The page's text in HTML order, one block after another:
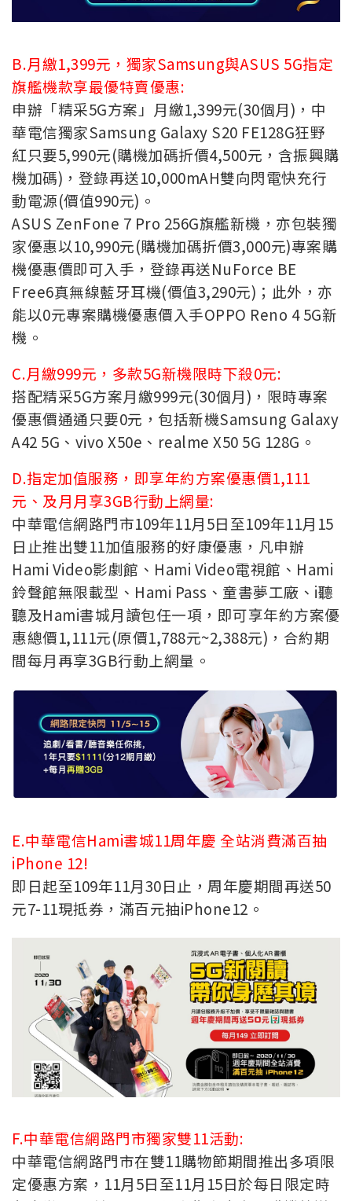
B.月繳1,399元，獨家Samsung與ASUS 5G指定
旗艦機款享最優特賣優惠:
申辦「精采5G方案」月繳1,399元(30個月)，中
華電信獨家Samsung Galaxy S20 FE128G狂野
紅只要5,990元(購機加碼折價4,500元，含振興購
機加碼)，登錄再送10,000mAH雙向閃電快充行
動電源(價值990元)。
ASUS ZenFone 7 Pro 256G旗艦新機，亦包裝獨
家優惠以10,990元(購機加碼折價3,000元)專案購
機優惠價即可入手，登錄再送NuForce BE
Free6真無線藍牙耳機(價值3,290元)；此外，亦
能以0元專案購機優惠價入手OPPO Reno 4 5G新
機。
C.月繳999元，多款5G新機限時下殺0元:
搭配精采5G方案月繳999元(30個月)，限時專案
優惠價通通只要0元，包括新機Samsung Galaxy
A42 5G、vivo X50e、realme X50 5G 128G。
D.指定加值服務，即享年約方案優惠價1,111
元、及月月享3GB行動上網量:
中華電信網路門市109年11月5日至109年11月15
日止推出雙11加值服務的好康優惠，凡申辦
Hami Video影劇館、Hami Video電視館、Hami
鈴聲館無限載型、Hami Pass、童書夢工廠、i聽
聽及Hami書城月讀包任一項，即可享年約方案優
惠總價1,111元(原價1,788元~2,388元)，合約期
間每月再享3GB行動上網量。
E.中華電信Hami書城11周年慶 全站消費滿百抽
iPhone 12!
即日起至109年11月30日止，周年慶期間再送50
元7-11現抵券，滿百元抽iPhone12。
F.中華電信網路門市獨家雙11活動:
中華電信網路門市在雙11購物節期間推出多項限
定優惠方案，11月5日至11月15日於每日限定時